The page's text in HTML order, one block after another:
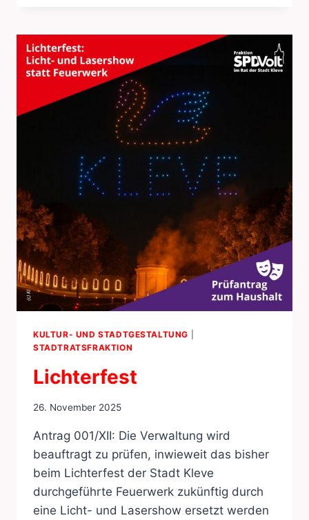
KULTUR- UND STADTGESTALTUNG
STADTRATSFRAKTION
Lichterfest
26. November 2025
Antrag 001/XII: Die Verwaltung wird
beauftragt zu prüfen, inwieweit das bisher
beim Lichterfest der Stadt Kleve
durchgeführte Feuerwerk zukünftig durch
eine Licht- und Lasershow ersetzt werden